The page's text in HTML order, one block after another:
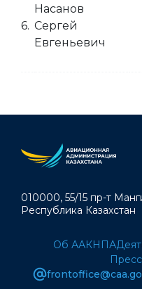
6.
Насанов
Сергей
Евгеньевич
010000, 55/15 пр-т
Республика Казахстан
Об ААКНПА